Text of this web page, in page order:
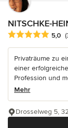
NITSCHKE-
5,0
Privaträume zu
einer
Profession und
Mehr
Drosselweg 5,